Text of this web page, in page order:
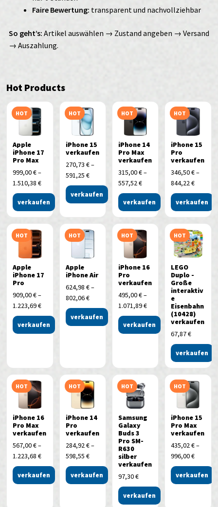
Faire Bewertung: transparent und nachvollziehbar
So geht’s: Artikel auswählen → Zustand angeben → Versand
→ Auszahlung.
Hot Products
HOT
Apple
iPhone 17
Pro Max
999,00€–
1.510,38€
verkaufen
HOT
iPhone 15
verkaufen
270,73 €–
591,25 €
verkaufen
HOT
iPhone 14
Pro Max
verkaufen
315,00€–
557,52€
verkaufen
HOT
iPhone 15
Pro
verkaufen
346,50€–
844,22€
verkaufen
HOT
Apple
iPhone 17
Pro
909,00€–
1.223,69€
verkaufen
HOT
Apple
iPhone Air
624,98 €–
802,06€
verkaufen
HOT
iPhone 16
Pro
verkaufen
495,00€–
1.071,89€
verkaufen
HOT
LEGO
Duplo -
Große
interaktiv
e
Eisenbahn
(10428)
verkaufen
67,87€
verkaufen
HOT
iPhone 16
Pro Max
verkaufen
567,00€–
1.223,68€
verkaufen
HOT
iPhone 14
Pro
verkaufen
284,92€–
598,55 €
verkaufen
HOT
Samsung
Galaxy
Buds 3
Pro SM-
R630
silber
verkaufen
97,30€
verkaufen
HOT
iPhone 15
Pro Max
verkaufen
435,02€–
996,00€
verkaufen